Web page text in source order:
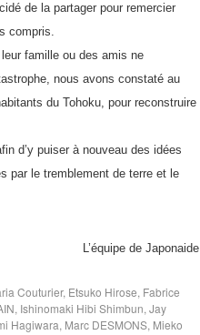
de la partager pour remercier
compris.
famille ou des amis ne
nous avons constaté au
du Tohoku, pour reconstruire
d’y puiser à nouveau des idées
par le tremblement de terre et le
L’équipe de Japonaide
Couturier, Etsuko Hirose, Fabrice
, Ishinomaki Hibi Shimbun, Jay
Hagiwara, Marc DESMONS, Mieko